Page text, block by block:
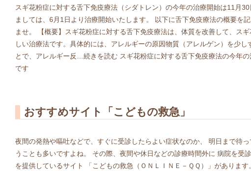
スギ花粉症に対する舌下免疫療法（シダトレン）の今年の治療開始は11月
ましては、6月1日より治療開始いたします。 以下に舌下免疫療法の概要を
ませ。 【概要】スギ花粉症に対する舌下免疫療法は、体質を改善して、ス
しい治療法です。具体的には、アレルギーの原因物質（アレルゲン）を少し
とで、アレルギー反… 続きを読む スギ花粉症に対する舌下免疫療法の今年
です
おすすめサイト「こどもの救急」
夜間の発熱や嘔吐などで、すぐに受診したらよい症状なのか、 明日まで待
うことも多いですよね。 その際、夜間や休日などの診療時間外に 病院を受
を提供しているサイト 「こどもの救急（ＯＮＬＩＮＥ－ＱＱ）」がありま